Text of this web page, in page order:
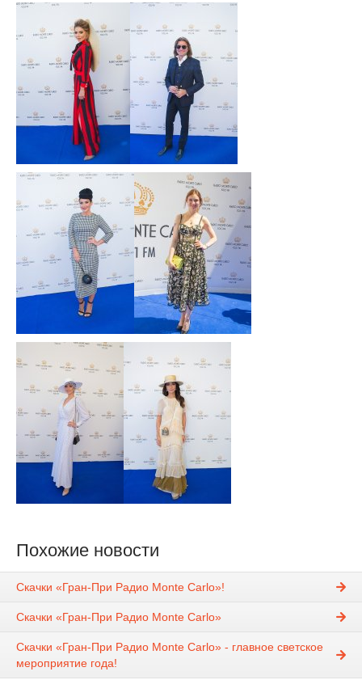
Похожие новости
Скачки «Гран-При Радио Monte Carlo»!
Скачки «Гран-При Радио Monte Carlo»
Скачки «Гран-При Радио Monte Carlo» - главное светское
мероприятие года!